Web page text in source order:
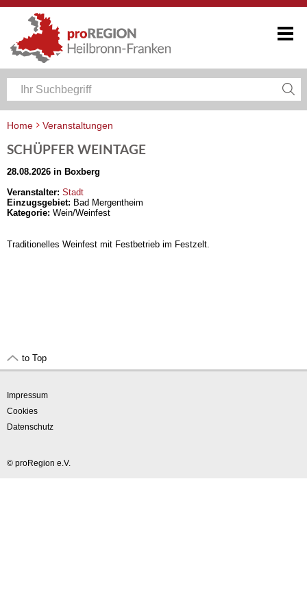
Home
Veranstaltungen
SCHÜPFER WEINTAGE
28.08.2026 in Boxberg
Veranstalter: Stadt
Einzugsgebiet: Bad Mergentheim
Kategorie: Wein/Weinfest
Traditionelles Weinfest mit Festbetrieb im Festzelt.
to Top
Impressum
Cookies
Datenschutz
© proRegion e.V.